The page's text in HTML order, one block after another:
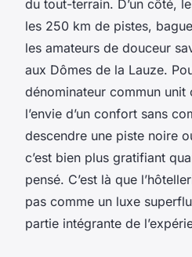
du tout-terrain. D’un côté,
les 250 km de pistes,
les amateurs de douceur
aux Dômes de la Lauze.
dénominateur commun unit
l’envie d’un confort sans
descendre une piste noire
c’est bien plus gratifiant
pensé. C’est là que
pas comme un luxe
partie intégrante de